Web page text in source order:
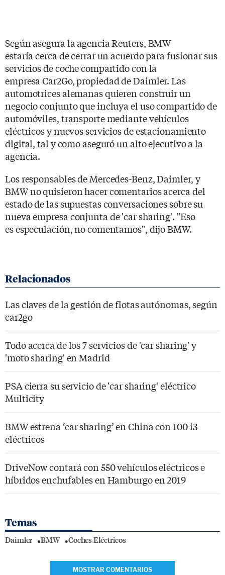
Según asegura la agencia Reuters, BMW
estaría cerca de cerrar un acuerdo para fusionar sus
servicios de coche compartido con la
empresa Car2Go, propiedad de Daimler. Las
automotrices alemanas quieren construir un
negocio conjunto que incluya el uso compartido de
automóviles, transporte mediante vehículos
eléctricos y nuevos servicios de estacionamiento
digital, tal y como aseguró un alto ejecutivo a la
agencia.
Los responsables de Mercedes-Benz, Daimler, y
BMW no quisieron hacer comentarios acerca del
estado de las supuestas conversaciones sobre su
nueva empresa conjunta de 'car sharing'. "Eso
es especulación, no comentamos", dijo BMW.
Las claves de la gestión de flotas autónomas, según
car2go
Todo acerca de los 7 servicios de 'car sharing' y
'moto sharing' en Madrid
PSA cierra su servicio de 'car sharing' eléctrico
Multicity
BMW estrena ‘car sharing’ en China con 100 i3
eléctricos
DriveNow contará con 550 vehículos eléctricos e
híbridos enchufables en Hamburgo en 2019
Temas
Daimler BMW Coches Eléctricos
MOSTRAR COMENTARIOS